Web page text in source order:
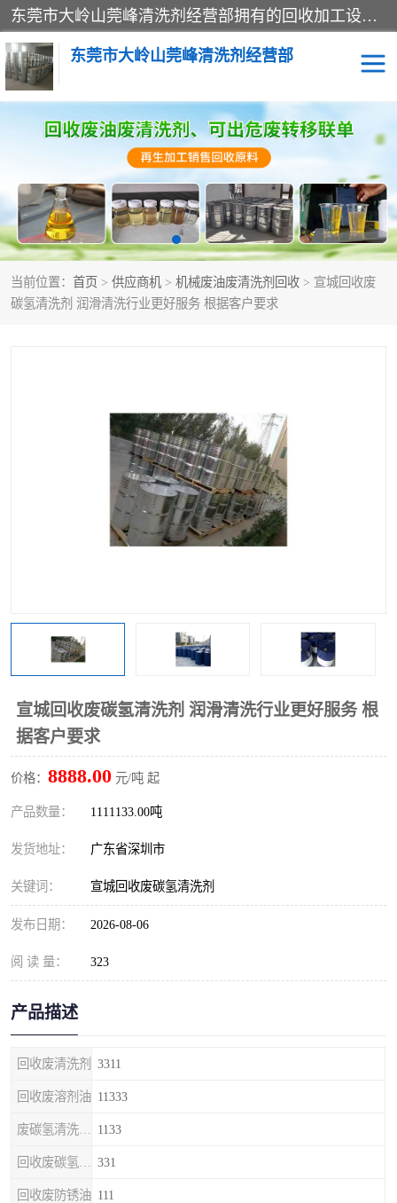
东莞市大岭山莞峰清洗剂经营部拥有的回收加工设备，大量废油回收、废清洗剂回收、废溶剂油回收、机械废油废清洗剂回收、废碳氢回收、碳氢液压油回收、碳氢二氯回收等废清洗剂处理；我们只是提供废旧化工原料的循环使用存放点，执行正规的存放，有正规的回收资质处理。同时我们公司批发零售回收级清洗剂，脱模油再生基础油，质量保证。
东莞市大岭山莞峰清洗剂经营部
当前位置： 首页 > 供应商机 > 机械废油废清洗剂回收 > 宣城回收废
碳氢清洗剂 润滑清洗行业更好服务 根据客户要求
宣城回收废碳氢清洗剂 润滑清洗行业更好服务 根
据客户要求
价格： 8888.00 元/吨 起
产品数量： 1111133.00吨
发货地址： 广东省深圳市
关键词： 宣城回收废碳氢清洗剂
发布日期： 2026-08-06
阅 读 量： 323
产品描述
回收废清洗剂 3311
回收废溶剂油 11333
1133
331
回收废防锈油 111
废清洗剂回收
废溶剂油回收 机械废油废清洗剂回收
废碳氢回收 碳氢液压油回收
碳氢二氯回收 回收废三四氯乙烯
回收废清洗剂 上门回收废清洗剂